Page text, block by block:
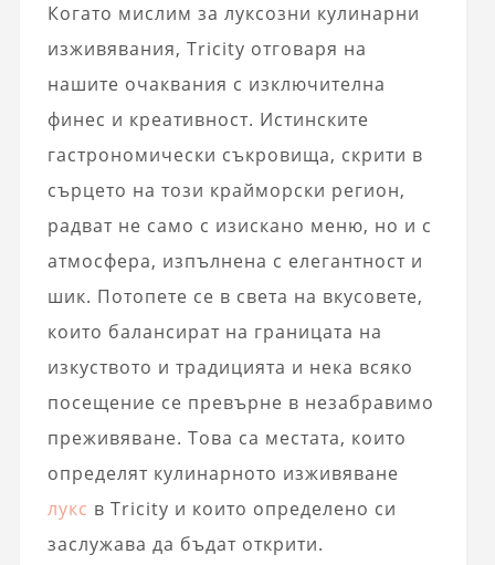
Когато мислим за луксозни кулинарни
изживявания, Tricity отговаря на
нашите очаквания с изключителна
финес и креативност. Истинските
гастрономически съкровища, скрити в
сърцето на този крайморски регион,
радват не само с изискано меню, но и с
атмосфера, изпълнена с елегантност и
шик. Потопете се в света на вкусовете,
които балансират на границата на
изкуството и традицията и нека всяко
посещение се превърне в незабравимо
преживяване. Това са местата, които
определят кулинарното изживяване
лукс в Tricity и които определено си
заслужава да бъдат открити.